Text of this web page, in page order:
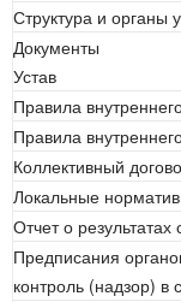
Структура и органы
Документы
Устав
Правила
Правила
Коллективный
Локальные
Отчет о
Предписания
контроль (надзор)